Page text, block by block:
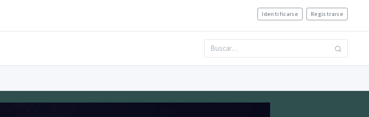
Identificarse Registrarse